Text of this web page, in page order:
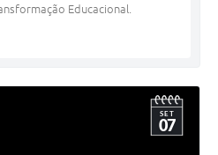
Educacional.
SET
07